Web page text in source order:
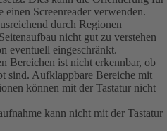
einen Screenreader verwenden.
durch Regionen
nicht gut zu verstehen
eventuell eingeschränkt.
Bereichen ist nicht erkennbar, ob
sind. Aufklappbare Bereiche mit
können mit der Tastatur nicht
kann nicht mit der Tastatur